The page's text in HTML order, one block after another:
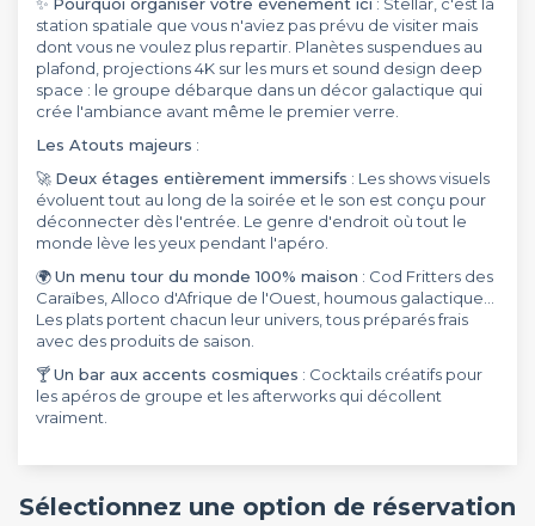
station spatiale que vous n'aviez pas prévu de visiter mais
dont vous ne voulez plus repartir. Planètes suspendues au
plafond, projections 4K sur les murs et sound design deep
space : le groupe débarque dans un décor galactique qui
crée l'ambiance avant même le premier verre.
Les Atouts majeurs :
🚀 Deux étages entièrement immersifs : Les shows visuels
évoluent tout au long de la soirée et le son est conçu pour
déconnecter dès l'entrée. Le genre d'endroit où tout le
monde lève les yeux pendant l'apéro.
🌍Un menu tour du monde 100% maison : Cod Fritters des
Caraïbes, Alloco d'Afrique de l'Ouest, houmous galactique...
Les plats portent chacun leur univers, tous préparés frais
avec des produits de saison.
🍸Un bar aux accents cosmiques : Cocktails créatifs pour
les apéros de groupe et les afterworks qui décollent
vraiment.
Sélectionnez une option de réservation